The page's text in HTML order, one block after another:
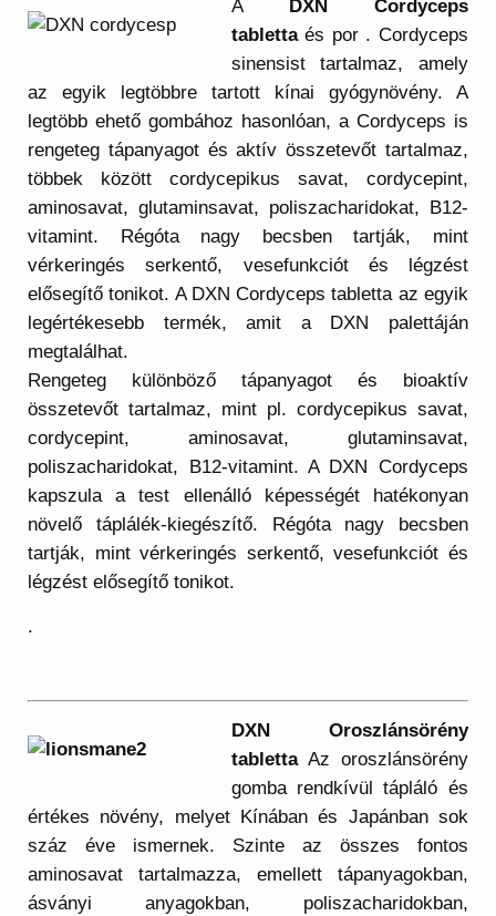
ADXN Cordyceps
tablettaés por . Cordyceps
sinensist tartalmaz, amely
az egyik legtöbbre tartott kínai gyógynövény. A
legtöbb ehető gombához hasonlóan, a Cordyceps is
rengeteg tápanyagot és aktív összetevőt tartalmaz,
többek között cordycepikus savat, cordycepint,
aminosavat, glutaminsavat, poliszacharidokat, B12-
vitamint. Régóta nagy becsben tartják, mint
vérkeringés serkentő, vesefunkciót és légzést
elősegítő tonikot. A DXN Cordyceps tabletta az egyik
legértékesebb termék, amit a DXN palettáján
megtalálhat.
Rengeteg különböző tápanyagot és bioaktív
összetevőt tartalmaz, mint pl. cordycepikus savat,
cordycepint, aminosavat, glutaminsavat,
poliszacharidokat, B12-vitamint. A DXN Cordyceps
kapszula a test ellenálló képességét hatékonyan
növelő táplálék-kiegészítő. Régóta nagy becsben
tartják, mint vérkeringés serkentő, vesefunkciót és
légzést elősegítő tonikot.
.
DXN Oroszlánsörény
tablettaAz oroszlánsörény
gomba rendkívül tápláló és
értékes növény, melyet Kínában és Japánban sok
száz éve ismernek. Szinte az összes fontos
aminosavat tartalmazza, emellett tápanyagokban,
ásványi anyagokban, poliszacharidokban,